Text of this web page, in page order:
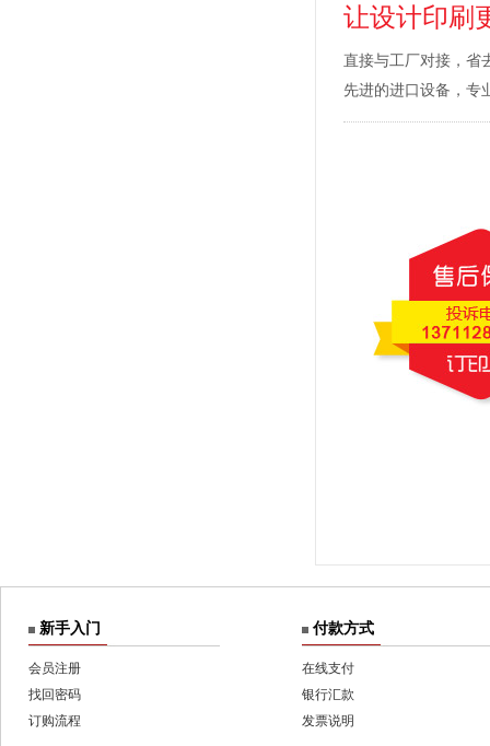
让设计印刷
直接与工厂对接，省
先进的进口设备，专
新手入门
会员注册
找回密码
订购流程
付款方式
在线支付
银行汇款
发票说明